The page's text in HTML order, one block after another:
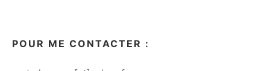
POUR ME CONTACTER :